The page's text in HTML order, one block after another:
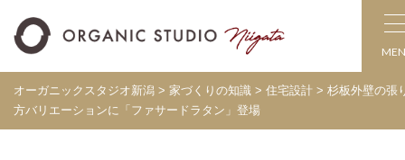
オーガニックスタジオ新潟 > 家づくりの知識 > 住宅設計 > 杉板外壁の張
方バリエーションに「ファサードラタン」登場